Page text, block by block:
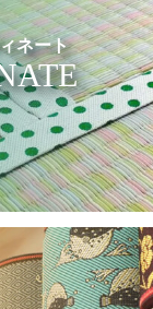
ネート